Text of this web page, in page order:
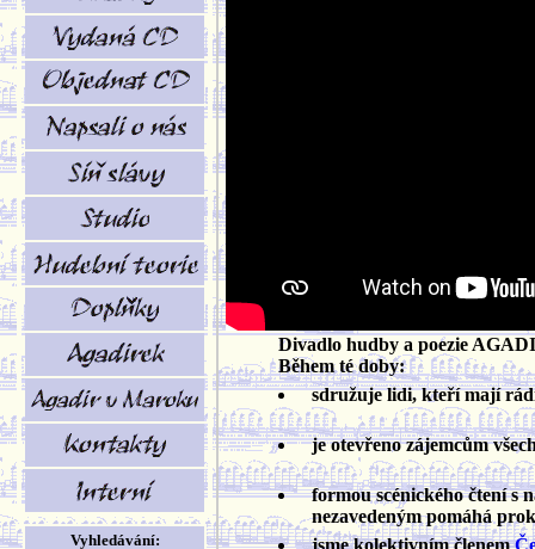
Vyhledávání:
Divadlo hudby a poezie
Během té doby:
sdružuje lidi, kteří mají
je otevřeno zájemcům
formou scénického čtení s
nezavedeným pomáhá
jsme kolektivním členem